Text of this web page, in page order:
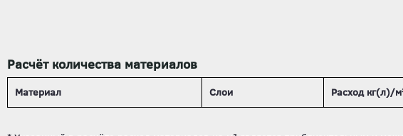
Расчёт количества материалов
Материал Слои Расход кг(л)/